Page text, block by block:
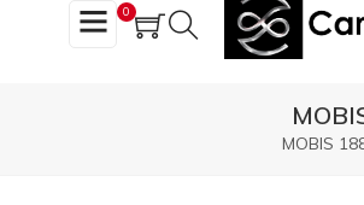
0
MOBIS